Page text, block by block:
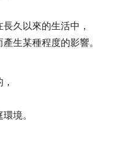
久以來的生活中，
生某種程度的影響。
境。